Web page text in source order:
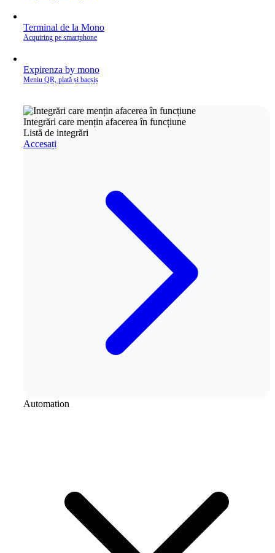
Terminal de la Mono
Acquiring pe smartphone
Expirenza by mono
Meniu QR, plată și bacșiș
Integrări care mențin afacerea în funcțiune
Listă de integrări
Accesați
Automation